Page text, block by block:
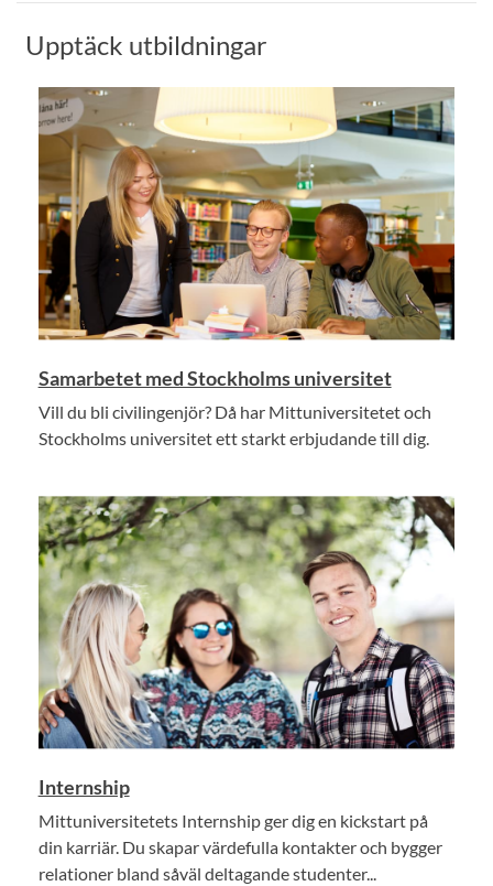
Upptäck utbildningar
Samarbetet med Stockholms universitet
Vill du bli civilingenjör? Då har Mittuniversitetet och
Stockholms universitet ett starkt erbjudande till dig.
Internship
Mittuniversitetets Internship ger dig en kickstart på
din karriär. Du skapar värdefulla kontakter och bygger
relationer bland såväl deltagande studenter...